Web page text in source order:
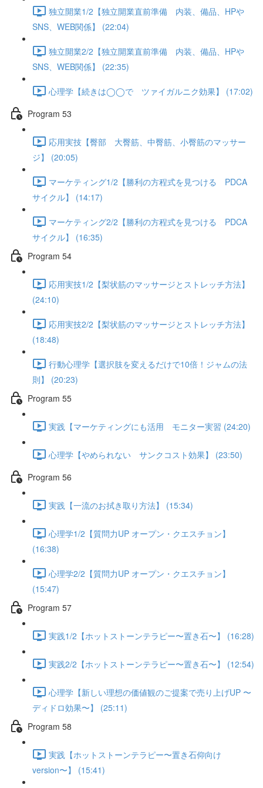
独立開業1/2【独立開業直前準備 内装、備品、HPや
SNS、WEB関係】 (22:04)
独立開業2/2【独立開業直前準備 内装、備品、HPや
SNS、WEB関係】 (22:35)
心理学【続きは◯◯で ツァイガルニク効果】 (17:02)
Program 53
応用実技【臀部 大臀筋、中臀筋、小臀筋のマッサー
ジ】 (20:05)
マーケティング1/2【勝利の方程式を見つける PDCA
サイクル】 (14:17)
マーケティング2/2【勝利の方程式を見つける PDCA
サイクル】 (16:35)
Program 54
応用実技1/2【梨状筋のマッサージとストレッチ方法】
(24:10)
応用実技2/2【梨状筋のマッサージとストレッチ方法】
(18:48)
行動心理学【選択肢を変えるだけで10倍！ジャムの法
則】 (20:23)
Program 55
実践【マーケティングにも活用 モニター実習 (24:20)
心理学【やめられない サンクコスト効果】 (23:50)
Program 56
実践【一流のお拭き取り方法】 (15:34)
心理学1/2【質問力UP オープン・クエスチョン】
(16:38)
心理学2/2【質問力UP オープン・クエスチョン】
(15:47)
Program 57
実践1/2【ホットストーンテラピー〜置き石〜】 (16:28)
実践2/2【ホットストーンテラピー〜置き石〜】 (12:54)
心理学【新しい理想の価値観のご提案で売り上げUP 〜
ディドロ効果〜】 (25:11)
Program 58
実践【ホットストーンテラピー〜置き石仰向け
version〜】 (15:41)